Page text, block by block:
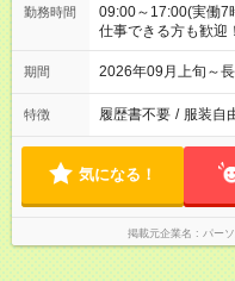
勤務時間
09:00～17:00(実働
仕事できる方も歓迎！
期間 2026年09月上旬～
特徴 履歴書不要 / 服装自
気になる！
掲載元企業名 パー